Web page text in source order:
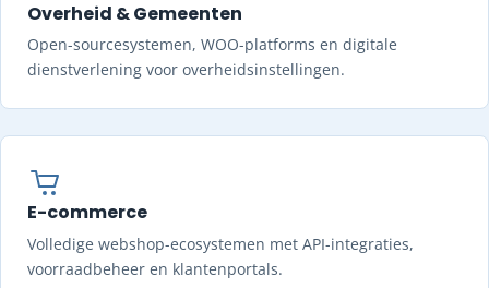
Overheid & Gemeenten
Open-sourcesystemen, WOO-platforms en digitale
dienstverlening voor overheidsinstellingen.
E-commerce
Volledige webshop-ecosystemen met API-integraties,
voorraadbeheer en klantenportals.